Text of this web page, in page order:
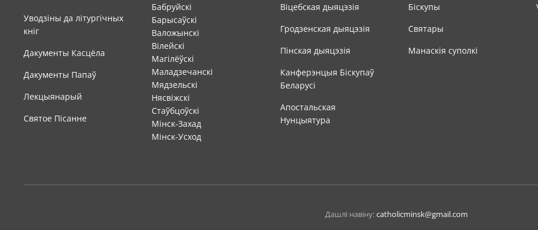
Уводзіны да літургічных
кніг
Дакументы Касцёла
Дакументы Папаў
Лекцыянарый
Святое Пісанне
Бабруйскі
Барысаўскі
Валожынскі
Вілейскі
Магілёўскі
Маладзечанскі
Мядзельскі
Нясвіжскі
Стаўбцоўскі
Мінск-Захад
Мінск-Усход
Віцебская дыяцэзія
Гродзенская дыяцэзія
Пінская дыяцэзія
Канферэнцыя Біскупаў
Беларусі
Апостальская
Нунцыятура
Біскупы
Святары
Манаскія суполкі
Дашлі навіну:catholicminsk@gmail.com